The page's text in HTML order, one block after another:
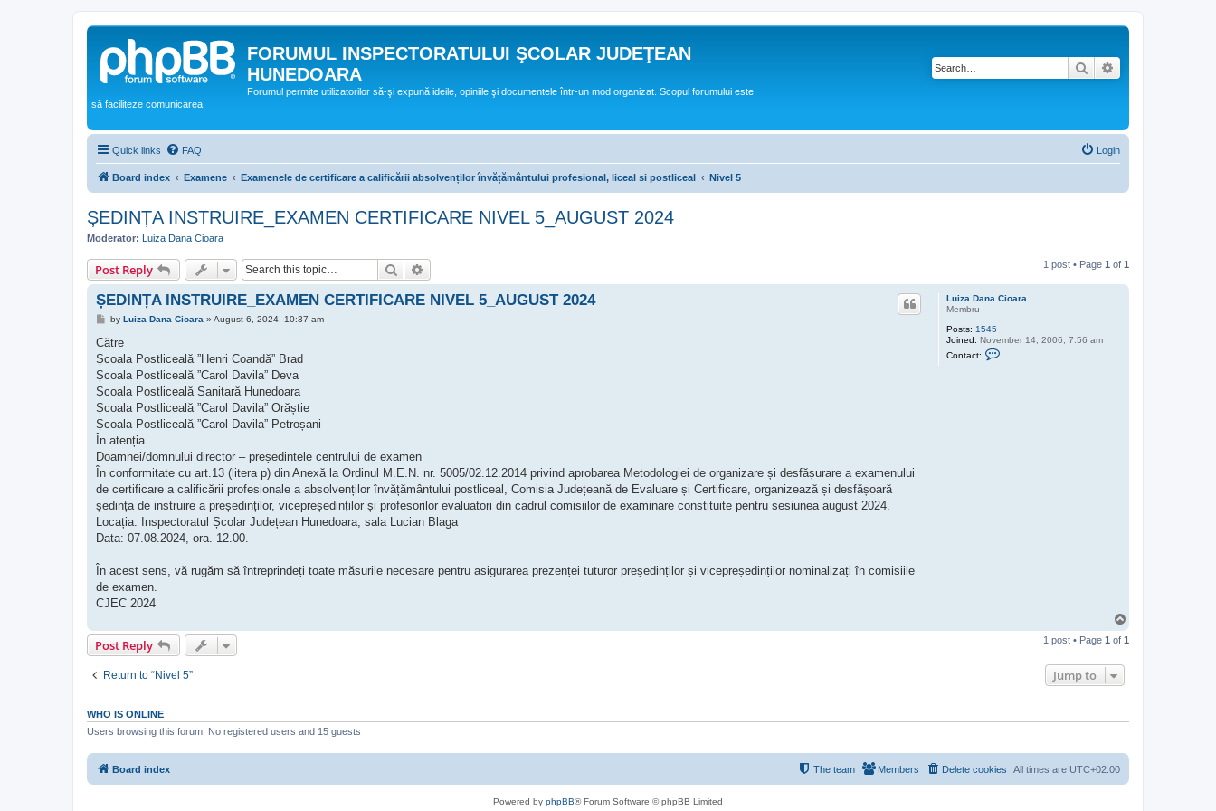
FORUMUL INSPECTORATULUI ŞCOLAR JUDEŢEAN
HUNEDOARA
Forumul permite utilizatorilor să-şi expună ideile, opiniile şi documentele într-un mod organizat. Scopul forumului este
să faciliteze comunicarea.
Search
Quick links FAQ Login
Board index Examene Examenele de certificare a calificării absolvenților învățământului profesional, liceal si postliceal Nivel 5
ȘEDINȚA INSTRUIRE_EXAMEN CERTIFICARE NIVEL 5_AUGUST 2024
Moderator: Luiza Dana Cioara
Post Reply Search 1 post • Page 1 of 1
Luiza Dana Cioara
Membru
Posts: 1545
Joined: November 14, 2006, 7:56 am
Contact:
ȘEDINȚA INSTRUIRE_EXAMEN CERTIFICARE NIVEL 5_AUGUST 2024
P
s
by Luiza Dana Cioara » August 6, 2024, 10:37 am
Către
Școala Postliceală ”Henri Coandă” Brad
Școala Postliceală ”Carol Davila” Deva
Școala Postliceală Sanitară Hunedoara
Școala Postliceală ”Carol Davila” Orăștie
Școala Postliceală ”Carol Davila” Petroșani
În atenția
Doamnei/domnului director – președintele centrului de examen
În conformitate cu art.13 (litera p) din Anexă la Ordinul M.E.N. nr. 5005/02.12.2014 privind aprobarea Metodologiei de organizare și desfășurare a examenului
de certificare a calificării profesionale a absolvenților învățământului postliceal, Comisia Județeană de Evaluare și Certificare, organizează și desfășoară
ședința de instruire a președinților, vicepreședinților și profesorilor evaluatori din cadrul comisiilor de examinare constituite pentru sesiunea august 2024.
Locația: Inspectoratul Școlar Județean Hunedoara, sala Lucian Blaga
Data: 07.08.2024, ora. 12.00.
În acest sens, vă rugăm să întreprindeți toate măsurile necesare pentru asigurarea prezenței tuturor președinților și vicepreședinților nominalizați în comisiile
de examen.
CJEC 2024
p
Post Reply 1 post • Page 1 of 1
Return to “Nivel 5” Jump to
WHO IS ONLINE
Users browsing this forum: No registered users and 15 guests
Board index All times are UTC+02:00
Delete cookies
Members
The team
Powered by phpBB® Forum Software © phpBB Limited